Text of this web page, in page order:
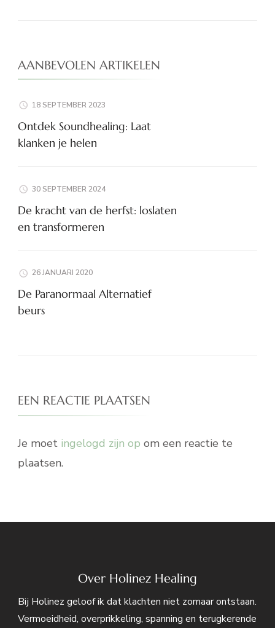
AANBEVOLEN ARTIKELEN
18 SEPTEMBER 2023
Ontdek Soundhealing: Laat
klanken je helen
30 SEPTEMBER 2024
De kracht van de herfst: loslaten
en transformeren
26 JANUARI 2020
De Paranormaal Alternatief
beurs
EEN REACTIE PLAATSEN
Je moet ingelogd zijn op om een reactie te
plaatsen.
Over Holinez Healing
Bij Holinez geloof ik dat klachten niet zomaar ontstaan.
Vermoeidheid, overprikkeling, spanning en terugkerende